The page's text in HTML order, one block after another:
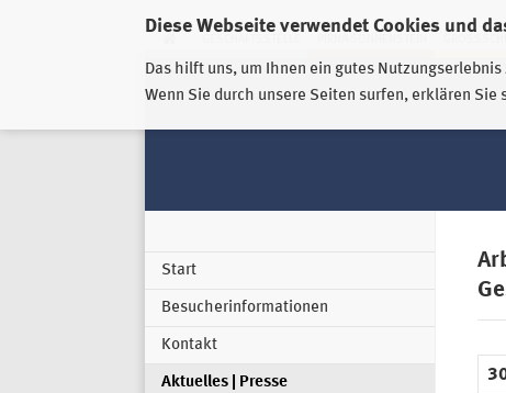
Diese Webseite verwendet Cookies und
Das hilft uns, um Ihnen ein gutes
Wenn Sie durch unsere Seiten surfen, erklären
Start
Besucherinformationen
Kontakt
Aktuelles | Presse